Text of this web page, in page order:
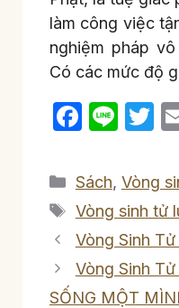
làm công việc
nghiệm pháp
Có các mức độ
F
c
e
b
o
o
Li
e
T
er
Categories
Sách, Vòng
Tags
Vòng sinh tử
Vòng Sinh
Vòng Sinh
SỐNG MỘT